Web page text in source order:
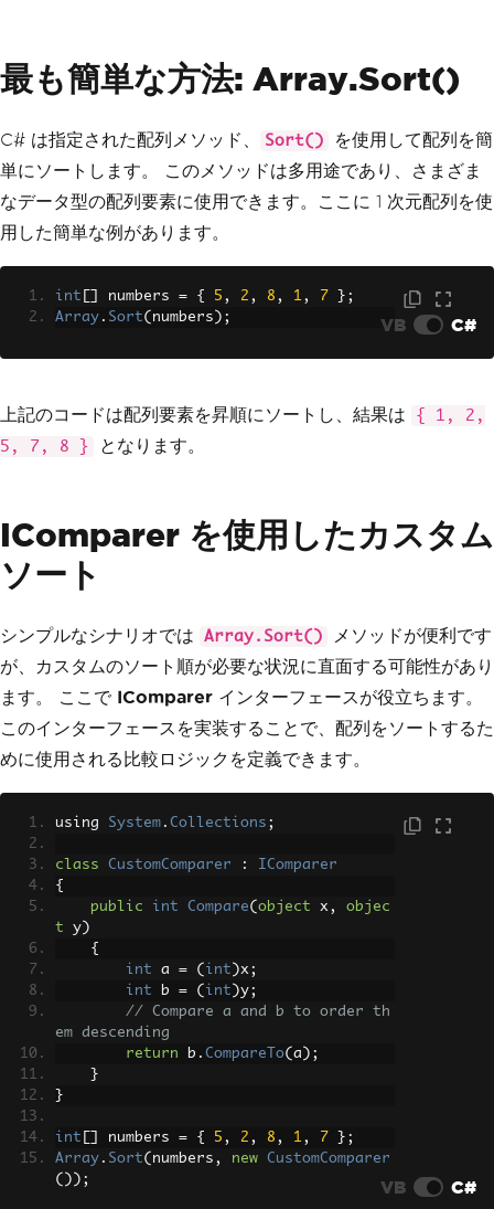
最も簡単な方法: Array.Sort()
C# は指定された配列メソッド、 Sort()
を使用して配列を簡
単にソートします。 このメソッドは多用途であり、さまざま
なデータ型の配列要素に使用できます。ここに 1 次元配列を使
用した簡単な例があります。
int numbers = { 5 , 2 , 8 , 1, 7
};
Array . Sort( numbers ); VB C#
上記のコードは配列要素を昇順にソートし、結果は
{ 1, 2,
5, 7, 8 }
となります。
IComparer を使用したカスタム
ソート
シンプルなシナリオでは Array.Sort()
メソッドが便利です
が、カスタムのソート順が必要な状況に直面する可能性があり
ます。 ここで IComparer インターフェースが役立ちます。
このインターフェースを実装することで、配列をソートするた
めに使用される比較ロジックを定義できます。
using System . Collections ;
class CustomComparer :
IComparer
{
public
int Compare( object x,
objec
t y )
{
int a = ( int )x;
int b = ( int )y;
// Compare a and b to order th
em descending
return b . CompareTo( a );
}
}
int numbers = { 5 , 2 , 8 , 1, 7
};
Array . Sort( numbers , new
CustomComparer
());
VB C#